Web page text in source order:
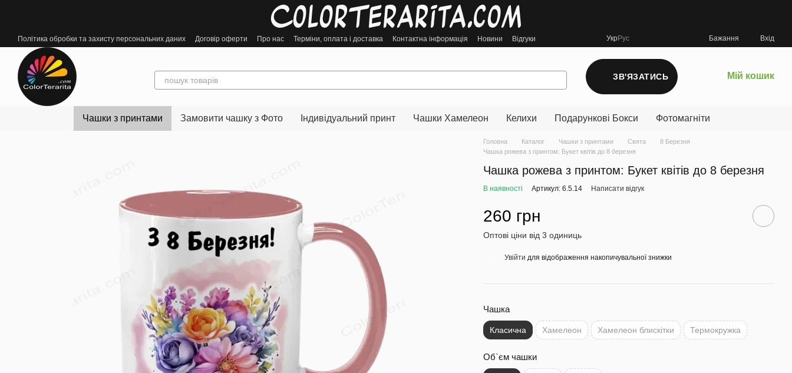
Політика обробки та захисту персональних даних Договір оферти Про нас Терміни, оплата і доставка Контактна інформація Новини Відгуки УкрРус Бажання Вхід
ЗВ'ЯЗАТИСЬ Мій кошик
Чашки з принтами Замовити чашку з Фото Індивідуальний принт Чашки Хамелеон Келихи Подарункові Бокси Фотомагніти
Головна Каталог Чашки з принтами Свята
8 Березня
Чашка рожева з принтом: Букет квітів до 8 березня
Чашка рожева з принтом: Букет квітів до 8 березня
В наявності Артикул: 6.5.14 Написати відгук
260 грн
Оптові ціни від 3 одиниць
Увійти для відображення накопичувальної знижки
Чашка
Класична Хамелеон Хамелеон блискітки Термокружка
Об`єм чашки